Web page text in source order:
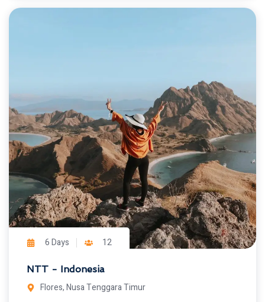
6 Days 12
NTT - Indonesia
Flores, Nusa Tenggara Timur